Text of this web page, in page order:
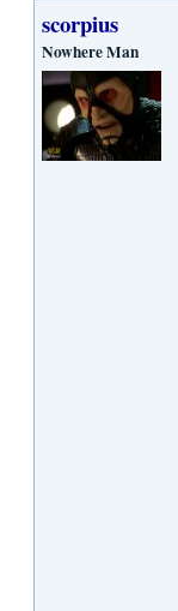
scorpius
Nowhere Man